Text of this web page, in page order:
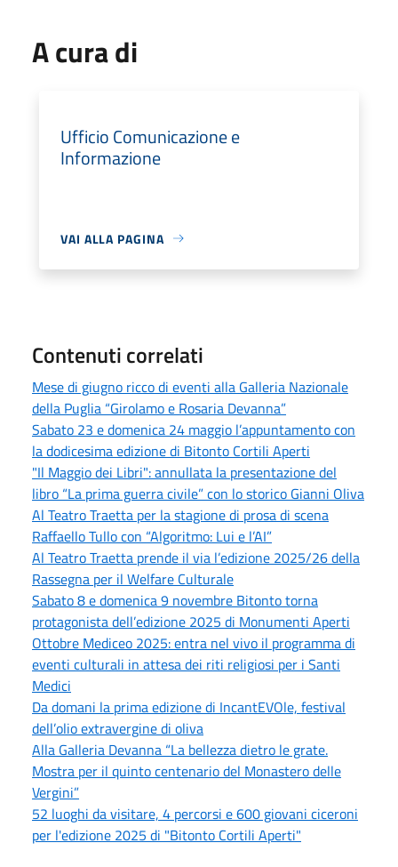
A cura di
Ufficio Comunicazione e
Informazione
VAI ALLA PAGINA
Contenuti correlati
Mese di giugno ricco di eventi alla Galleria Nazionale
della Puglia “Girolamo e Rosaria Devanna”
Sabato 23 e domenica 24 maggio l’appuntamento con
la dodicesima edizione di Bitonto Cortili Aperti
"Il Maggio dei Libri": annullata la presentazione del
libro “La prima guerra civile” con lo storico Gianni Oliva
Al Teatro Traetta per la stagione di prosa di scena
Raffaello Tullo con “Algoritmo: Lui e l’AI”
Al Teatro Traetta prende il via l’edizione 2025/26 della
Rassegna per il Welfare Culturale
Sabato 8 e domenica 9 novembre Bitonto torna
protagonista dell’edizione 2025 di Monumenti Aperti
Ottobre Mediceo 2025: entra nel vivo il programma di
eventi culturali in attesa dei riti religiosi per i Santi
Medici
Da domani la prima edizione di IncantEVOle, festival
dell’olio extravergine di oliva
Alla Galleria Devanna “La bellezza dietro le grate.
Mostra per il quinto centenario del Monastero delle
Vergini”
52 luoghi da visitare, 4 percorsi e 600 giovani ciceroni
per l'edizione 2025 di "Bitonto Cortili Aperti"